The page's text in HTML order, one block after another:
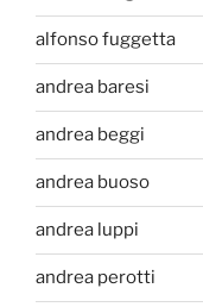
alfonso fuggetta
andrea baresi
andrea beggi
andrea buoso
andrea luppi
andrea perotti